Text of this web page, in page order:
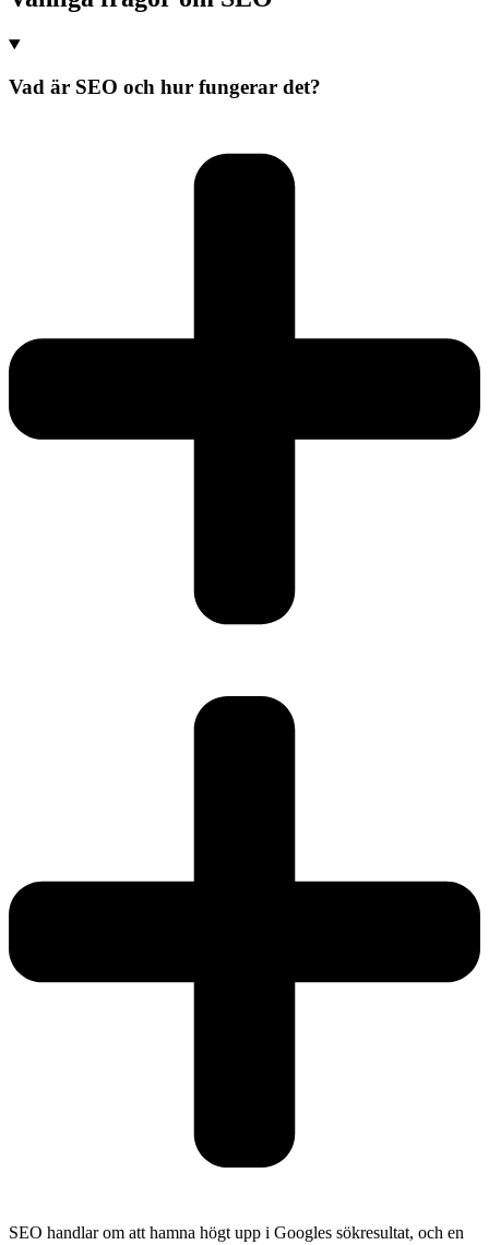
Vad är SEO och hur fungerar det?
SEO handlar om att hamna högt upp i Googles sökresultat, och en